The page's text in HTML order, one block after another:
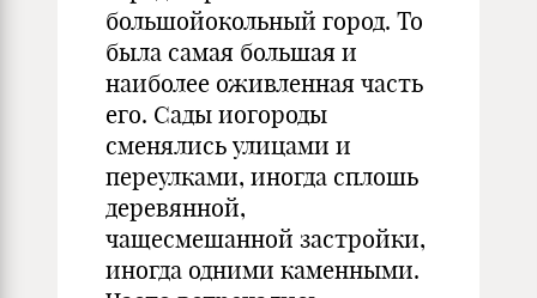
большойокольный город. То
была самая большая и
наиболее оживленная часть
его. Сады иогороды
сменялись улицами и
переулками, иногда сплошь
деревянной,
чащесмешанной застройки,
иногда одними каменными.